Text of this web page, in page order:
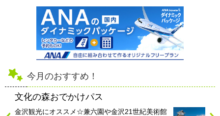
今月のおすすめ！
文化の森おでかけパス
金沢観光にオススメ☆兼六園や金沢21世紀美術館